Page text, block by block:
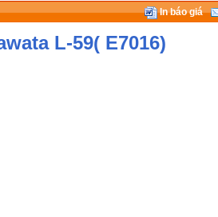
In báo giá
L-59( E7016)